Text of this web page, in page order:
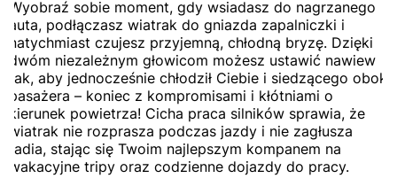
Wyobraź sobie moment, gdy wsiadasz do nagrzanego
auta, podłączasz wiatrak do gniazda zapalniczki i
natychmiast czujesz przyjemną, chłodną bryzę. Dzięki
dwóm niezależnym głowicom możesz ustawić nawiew
tak, aby jednocześnie chłodził Ciebie i siedzącego obok
pasażera – koniec z kompromisami i kłótniami o
kierunek powietrza! Cicha praca silników sprawia, że
wiatrak nie rozprasza podczas jazdy i nie zagłusza
radia, stając się Twoim najlepszym kompanem na
wakacyjne tripy oraz codzienne dojazdy do pracy.